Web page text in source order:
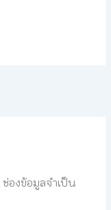
ช่องข้อมูลจำเป็น